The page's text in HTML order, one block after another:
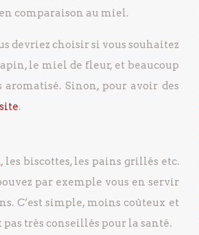
comparaison au miel.
devriez choisir si vous souhaitez
le miel de fleur, et beaucoup
Sinon, pour avoir des
.
, les biscottes, les pains grillés etc.
par exemple vous en servir
C’est simple, moins coûteux et
très conseillés pour la santé.